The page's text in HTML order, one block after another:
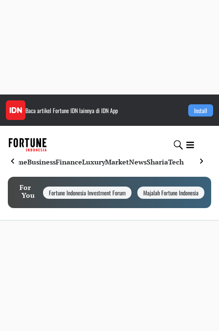
Baca artikel Fortune IDNlainnya di IDN App Install
HomeBusinessFinanceLuxuryMarketNewsShariaTech
For
You
Fortune Indonesia Investment Forum Majalah Fortune Indonesia